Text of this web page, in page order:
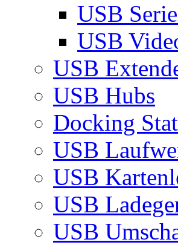
USB
USB
USB
USB Hubs
Docking
USB
USB
USB
USB